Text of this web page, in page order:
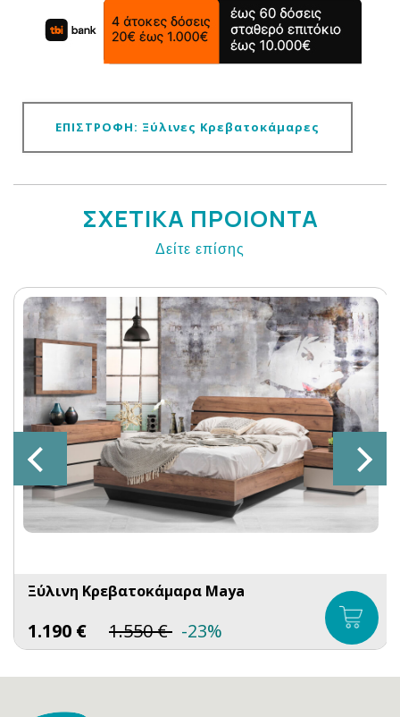
ΕΠΙΣΤΡΟΦΗ: Ξύλινες Κρεβατοκάμαρες
ΣΧΕΤΙΚΑ ΠΡΟΙΟΝΤΑ
Δείτε επίσης
Ξύλινη Κρεβατοκάμαρα Maya
1.190 € 1.550€ -23%